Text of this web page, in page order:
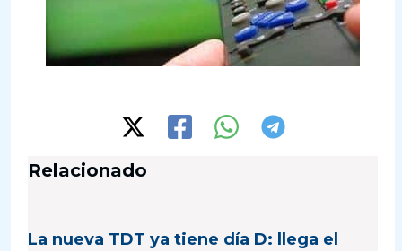
Relacionado
La nueva TDT ya tiene día D: llega el